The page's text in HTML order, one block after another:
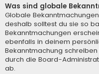
Was sind globale
Globale
deshalb solltest du sie so
Bekanntmachungen
ebenfalls in deinem
Bekanntmachung
durch die Board-
ab.